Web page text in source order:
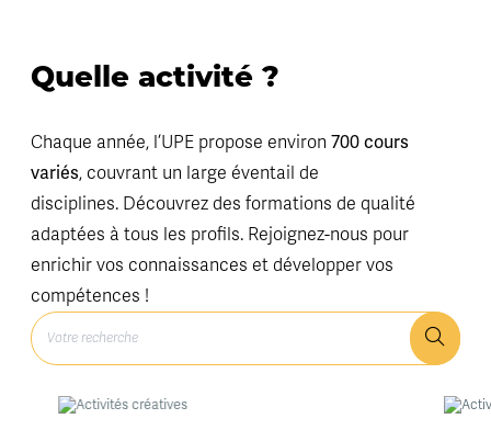
Quelle activité ?
Chaque année, l’UPE propose environ 700 cours
variés, couvrant un large éventail de
disciplines. Découvrez des formations de qualité
adaptées à tous les profils. Rejoignez-nous pour
enrichir vos connaissances et développer vos
compétences !